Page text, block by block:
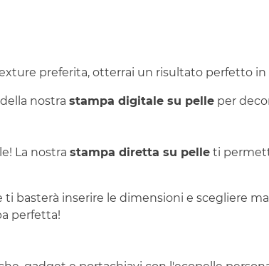
preferita, otterrai un risultato perfetto in
nostra stampa digitale su pelle per
La nostra stampa diretta su pelle ti
basterà inserire le dimensioni e scegliere
perfetta!